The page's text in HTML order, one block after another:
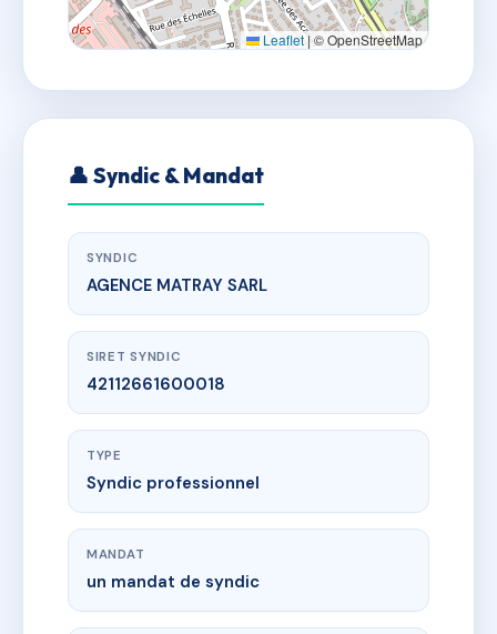
Leaflet|© OpenStreetMap
👤 Syndic & Mandat
SYNDIC
AGENCE MATRAY SARL
SIRET SYNDIC
42112661600018
TYPE
Syndic professionnel
MANDAT
un mandat de syndic